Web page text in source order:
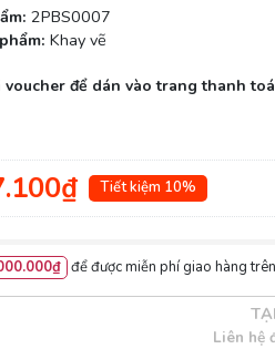
2PBS0007
Khay vẽ
voucher để dán vào trang thanh
Tiết kiệm 10%
để được miễn phí giao hàng
Liên hệ